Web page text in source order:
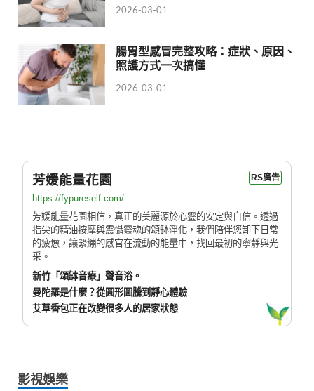
2026-03-01
腸胃型感冒完整攻略：症狀、原因、
照護方式一次搞懂
2026-03-01
芳媛能量花園 RS廣告
https://fypureself.com/
芳媛能量花園相信，真正的美麗源於心靈的安定與自信。透過
指尖的精油按摩與震懾靈魂的頌缽淨化，我們陪伴您卸下日常
的疲憊，讓緊繃的感官在流動的能量中，找回最初的寧靜與光
采。
新竹「頌缽音療」聲音浴。
曼陀羅是什麼？從圓形圖騰到靜心體驗
艾草香包正在改變很多人的居家狀態
影視娛樂